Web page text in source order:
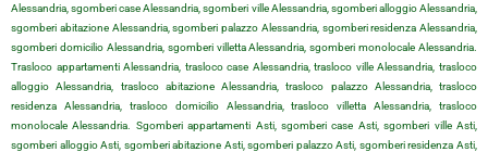
Alessandria, sgomberi case Alessandria, sgomberi ville Alessandria, sgomberi alloggio Alessandria,
sgomberi abitazione Alessandria, sgomberi palazzo Alessandria, sgomberi residenza Alessandria,
sgomberi domicilio Alessandria, sgomberi villetta Alessandria, sgomberi monolocale Alessandria.
Trasloco appartamenti Alessandria, trasloco case Alessandria, trasloco ville Alessandria, trasloco
alloggio Alessandria, trasloco abitazione Alessandria, trasloco palazzo Alessandria, trasloco
residenza Alessandria, trasloco domicilio Alessandria, trasloco villetta Alessandria, trasloco
monolocale Alessandria. Sgomberi appartamenti Asti, sgomberi case Asti, sgomberi ville Asti,
sgomberi alloggio Asti, sgomberi abitazione Asti, sgomberi palazzo Asti, sgomberi residenza Asti,